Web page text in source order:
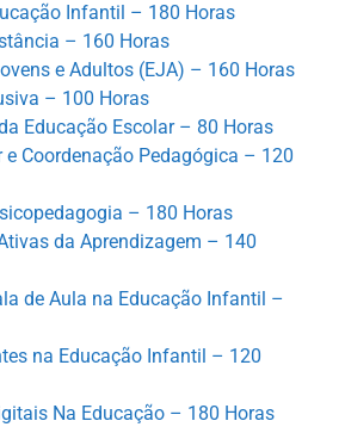
Infantil – 180 Horas
– 160 Horas
e Adultos (EJA) – 160 Horas
– 100 Horas
Educação Escolar – 80 Horas
e Coordenação Pedagógica – 120
– 180 Horas
da Aprendizagem – 140
de Aula na Educação Infantil –
na Educação Infantil – 120
Na Educação – 180 Horas